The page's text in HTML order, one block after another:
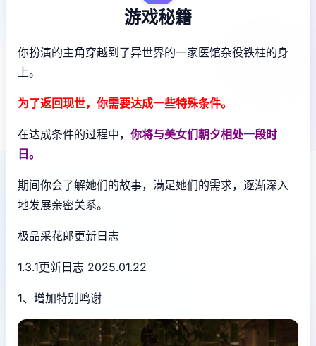
游戏秘籍
你扮演的主角穿越到了异世界的一家医馆杂役铁柱的身
上。
为了返回现世，你需要达成一些特殊条件。
在达成条件的过程中， 你将与美女们朝夕相处一段时
日。
期间你会了解她们的故事，满足她们的需求，逐渐深入
地发展亲密关系。
极品采花郎更新日志
1.3.1更新日志 2025.01.22
1、增加特别鸣谢